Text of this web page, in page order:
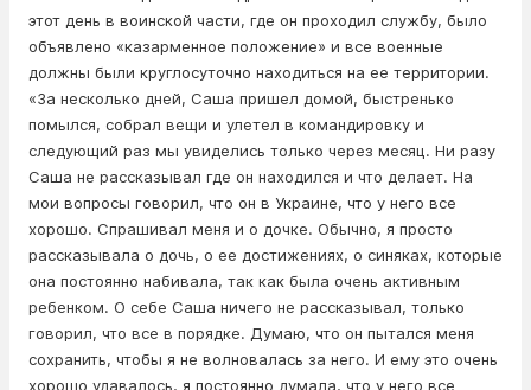
этот день в воинской части, где он проходил службу, было
объявлено «казарменное положение» и все военные
должны были круглосуточно находиться на ее территории.
«За несколько дней, Саша пришел домой, быстренько
помылся, собрал вещи и улетел в командировку и
следующий раз мы увиделись только через месяц. Ни разу
Саша не рассказывал где он находился и что делает. На
мои вопросы говорил, что он в Украине, что у него все
хорошо. Спрашивал меня и о дочке. Обычно, я просто
рассказывала о дочь, о ее достижениях, о синяках, которые
она постоянно набивала, так как была очень активным
ребенком. О себе Саша ничего не рассказывал, только
говорил, что все в порядке. Думаю, что он пытался меня
сохранить, чтобы я не волновалась за него. И ему это очень
хорошо удавалось, я постоянно думала, что у него все